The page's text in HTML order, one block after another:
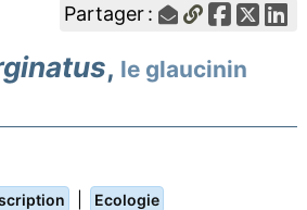
Partager :
, le glaucinin
Ecologie